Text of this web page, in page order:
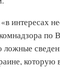
интересах
по
которую